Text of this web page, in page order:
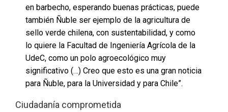
en barbecho, esperando buenas prácticas, puede
también Ñuble ser ejemplo de la agricultura de
sello verde chilena, con sustentabilidad, y como
lo quiere la Facultad de Ingeniería Agrícola de la
UdeC, como un polo agroecológico muy
significativo (…) Creo que esto es una gran noticia
para Ñuble, para la Universidad y para Chile”.
Ciudadanía comprometida